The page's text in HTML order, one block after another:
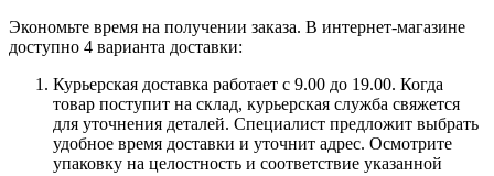
Экономьте время на получении заказа. В интернет-магазине
доступно 4 варианта доставки:
Курьерская доставка работает с 9.00 до 19.00. Когда
товар поступит на склад, курьерская служба свяжется
для уточнения деталей. Специалист предложит выбрать
удобное время доставки и уточнит адрес. Осмотрите
упаковку на целостность и соответствие указанной